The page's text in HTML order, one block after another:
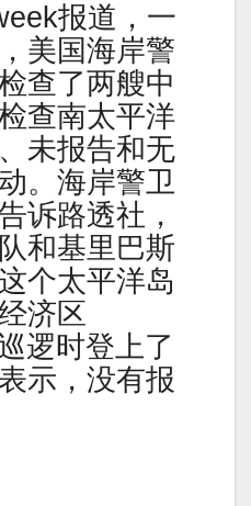
报道，一
美国海岸警
查了两艘中
查南太平洋
未报告和无
。海岸警卫
诉路透社，
和基里巴斯
个太平洋岛
济区
逻时登上了
示，没有报